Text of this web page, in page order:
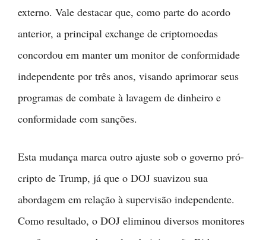
externo. Vale destacar que, como parte do acordo
anterior, a principal exchange de criptomoedas
concordou em manter um monitor de conformidade
independente por três anos, visando aprimorar seus
programas de combate à lavagem de dinheiro e
conformidade com sanções.
Esta mudança marca outro ajuste sob o governo pró-
cripto de Trump, já que o DOJ suavizou sua
abordagem em relação à supervisão independente.
Como resultado, o DOJ eliminou diversos monitores